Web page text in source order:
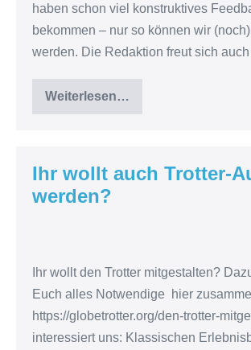
haben schon viel konstruktives
bekommen – nur so können wir
werden. Die Redaktion freut sich
Weiterlesen…
Trotter
Ihr wollt auch Trotter-
werden?
auch
Trotter-
Autoren
werden?
Ihr wollt den Trotter mitgestalten?
Euch alles Notwendige hier
https://globetrotter.org/den-trotter-
interessiert uns: Klassischen